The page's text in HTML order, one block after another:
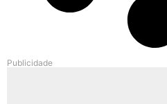
Publicidade